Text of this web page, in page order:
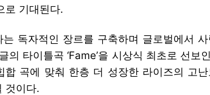
로 기대된다.
는 독자적인 장르를 구축하며 글로벌에서
의 타이틀곡 ‘Fame’을 시상식 최초로 선보
합 곡에 맞춰 한층 더 성장한 라이즈의 고
것이다.